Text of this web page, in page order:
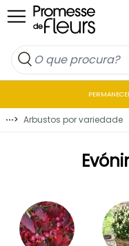
Ir para o Conteúdo
⋯> Arbustos por variedade